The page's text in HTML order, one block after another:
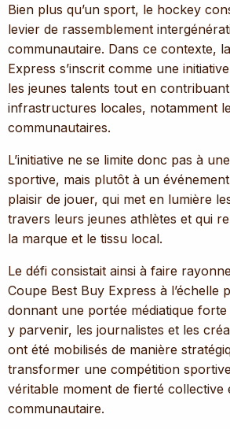
Bien plus qu’un sport, le hockey
levier de rassemblement
communautaire. Dans ce contexte,
Express s’inscrit comme une
les jeunes talents tout en
infrastructures locales, notamment
communautaires.
L’initiative ne se limite donc pas à
sportive, mais plutôt à un
plaisir de jouer, qui met en lumière
travers leurs jeunes athlètes et qui
la marque et le tissu local.
Le défi consistait ainsi à faire
Coupe Best Buy Express à l’échelle
donnant une portée médiatique
y parvenir, les journalistes et les
ont été mobilisés de manière
transformer une compétition
véritable moment de fierté collective
communautaire.